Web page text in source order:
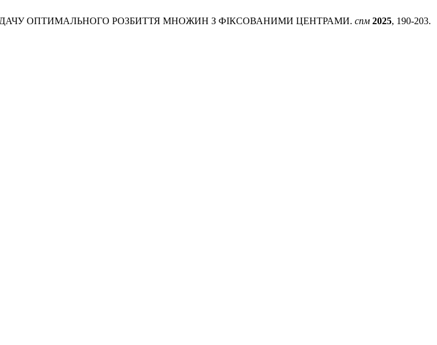
ЗАДАЧУ ОПТИМАЛЬНОГО РОЗБИТТЯ МНОЖИН З ФІКСОВАНИМИ ЦЕНТРАМИ. спм 2025, 190-203.